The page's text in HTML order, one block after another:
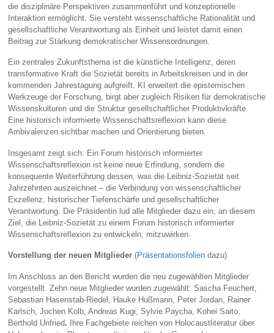
die disziplinäre Perspektiven zusammenführt und konzeptionelle
Interaktion ermöglicht. Sie versteht wissenschaftliche Rationalität und
gesellschaftliche Verantwortung als Einheit und leistet damit einen
Beitrag zur Stärkung demokratischer Wissensordnungen.
Ein zentrales Zukunftsthema ist die künstliche Intelligenz, deren
transformative Kraft die Sozietät bereits in Arbeitskreisen und in der
kommenden Jahrestagung aufgreift. KI erweitert die epistemischen
Werkzeuge der Forschung, birgt aber zugleich Risiken für demokratische
Wissenskulturen und die Struktur gesellschaftlicher Produktivkräfte.
Eine historisch informierte Wissenschaftsreflexion kann diese
Ambivalenzen sichtbar machen und Orientierung bieten.
Insgesamt zeigt sich: Ein Forum historisch informierter
Wissenschaftsreflexion ist keine neue Erfindung, sondern die
konsequente Weiterführung dessen, was die Leibniz‑Sozietät seit
Jahrzehnten auszeichnet – die Verbindung von wissenschaftlicher
Exzellenz, historischer Tiefenschärfe und gesellschaftlicher
Verantwortung. Die Präsidentin lud alle Mitglieder dazu ein, an diesem
Ziel, die Leibniz-Sozietät zu einem Forum historisch informierter
Wissenschaftsreflexion zu entwickeln, mitzuwirken.
Vorstellung der neuen Mitglieder (Präsentationsfolien dazu)
Im Anschluss an den Bericht wurden die neu zugewählten Mitglieder
vorgestellt. Zehn neue Mitglieder wurden zugewählt: Sascha Feuchert,
Sebastian Hasenstab-Riedel, Hauke Hußmann, Peter Jordan, Rainer
Karlsch, Jochen Kolb, Andreas Kugi, Sylvie Paycha, Kohei Saito,
Berthold Unfried.
Ihre Fachgebiete reichen von Holocaustliteratur über